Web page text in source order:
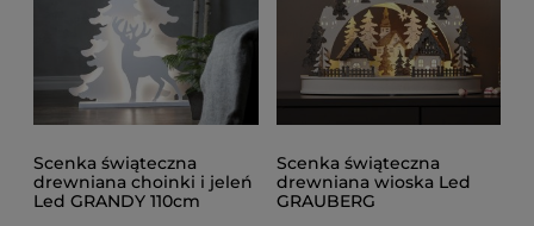
Scenka świąteczna
drewniana choinki i jeleń
Led GRANDY 110cm
Scenka świąteczna
drewniana wioska Led
GRAUBERG